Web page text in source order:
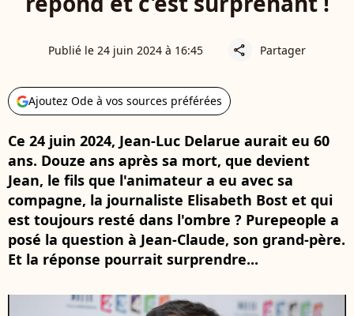
Publié le 24 juin 2024 à 16:45 share Partager
Ajoutez Ode à vos sources préférées
Ce 24 juin 2024, Jean-Luc Delarue aurait eu 60
ans. Douze ans après sa mort, que devient
Jean, le fils que l'animateur a eu avec sa
compagne, la journaliste Elisabeth Bost et qui
est toujours resté dans l'ombre ? Purepeople a
posé la question à Jean-Claude, son grand-père.
Et la réponse pourrait surprendre...